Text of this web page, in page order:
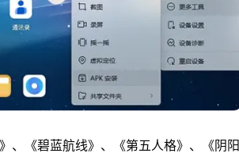
、《碧蓝航线》、《第五人格》、《阴阳